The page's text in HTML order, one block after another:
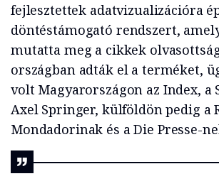
fejlesztettek adatvizualizációra
döntéstámogató rendszert,
mutatta meg a cikkek
országban adták el a terméket,
volt Magyarországon az Index, a
Axel Springer, külföldön pedig a
Mondadorinak és a Die Presse-